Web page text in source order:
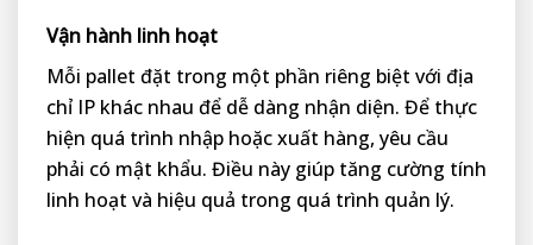
Vận hành linh hoạt
Mỗi pallet đặt trong một phần riêng biệt với địa
chỉ IP khác nhau để dễ dàng nhận diện. Để thực
hiện quá trình nhập hoặc xuất hàng, yêu cầu
phải có mật khẩu. Điều này giúp tăng cường tính
linh hoạt và hiệu quả trong quá trình quản lý.